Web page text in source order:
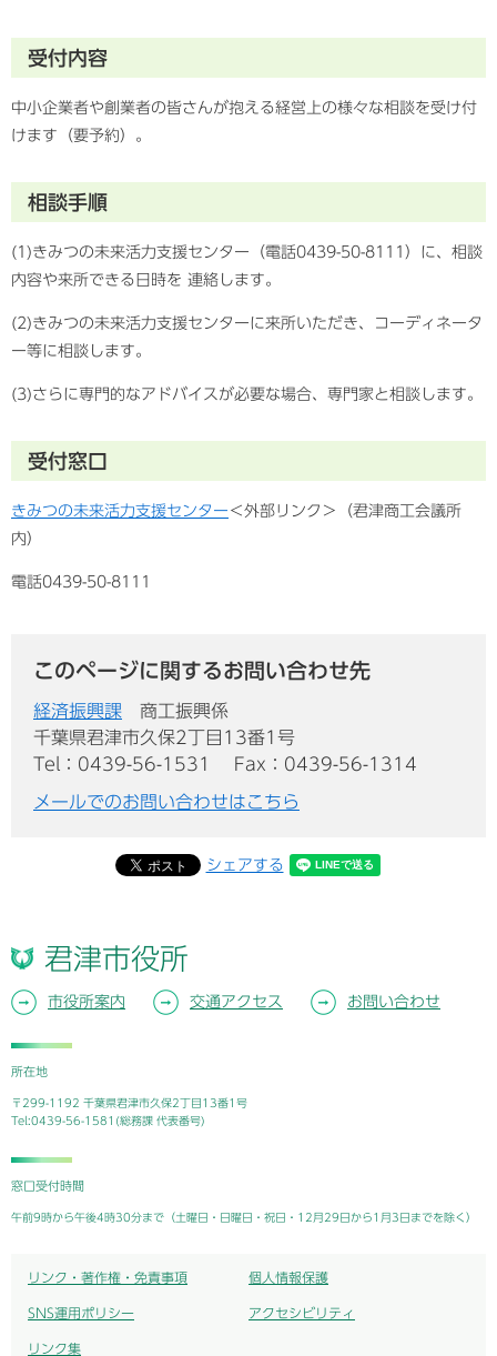
受付内容
中小企業者や創業者の皆さんが抱える経営上の様々な相談を受け付
けます（要予約）。
相談手順
(1)きみつの未来活力支援センター（電話0439-50-8111）に、相談
内容や来所できる日時を 連絡します。
(2)きみつの未来活力支援センターに来所いただき、コーディネータ
ー等に相談します。
(3)さらに専門的なアドバイスが必要な場合、専門家と相談します。
受付窓口
きみつの未来活力支援センター ＜外部リンク＞
（君津商工会議所
内）
電話0439-50-8111
このページに関するお問い合わせ先
経済振興課
商工振興係
千葉県君津市久保2丁目13番1号
Tel：0439-56-1531
Fax：0439-56-1314
メールでのお問い合わせはこちら
シェアする
君津市役所
市役所案内 交通アクセス お問い合わせ
所在地
〒299-1192 千葉県君津市久保2丁目13番1号
Tel:0439-56-1581(総務課 代表番号)
窓口受付時間
午前9時から午後4時30分まで（土曜日・日曜日・祝日・12月29日から1月3日までを除く）
リンク・著作権・免責事項 個人情報保護
SNS運用ポリシー アクセシビリティ
リンク集